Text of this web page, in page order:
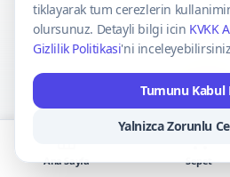
VISA
tiklayarak tum cerezlerin
olursunuz. Detayli bilgi icin KVKK
Gizlilik Politikasi'ni
Tumunu Kabul
Yalnizca Zorunlu
Ana Sayfa Sepet